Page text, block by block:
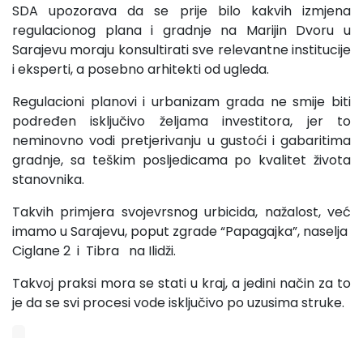
SDA upozorava da se prije bilo kakvih izmjena
regulacionog plana i gradnje na Marijin Dvoru u
Sarajevu moraju konsultirati sve relevantne institucije
i eksperti, a posebno arhitekti od ugleda.
Regulacioni planovi i urbanizam grada ne smije biti
podređen isključivo željama investitora, jer to
neminovno vodi pretjerivanju u gustoći i gabaritima
gradnje, sa teškim posljedicama po kvalitet života
stanovnika.
Takvih primjera svojevrsnog urbicida, nažalost, već
imamo u Sarajevu, poput zgrade “Papagajka”, naselja
Ciglane 2 i Tibra na Ilidži.
Takvoj praksi mora se stati u kraj, a jedini način za to
je da se svi procesi vode isključivo po uzusima struke.